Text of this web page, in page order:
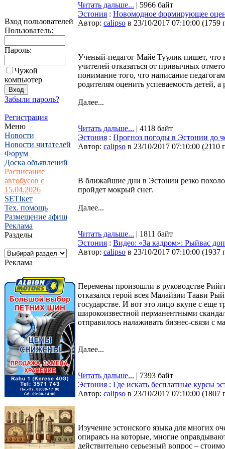
Вход пользователей
Пользователь:
Пароль:
Чужой
компьютер
Забыли пароль?
Регистрация
Меню
Новости
Новости читателей
Форум
Доска объявлений
Расписание
автобусов с
15.04.2026
SETIкет
Тех. помощь
Размещение афиш
Реклама
Разделы
Реклама
Читать дальше... | 5966 байт
Эстония : Новомодное формирующее
Автор: calipso в 23/10/2017 07:10:00 (1759
Ученый-педагог Майе Туулик пишет, что
учителей отказаться от привычных
понимание того, что написание
родителям оценить успеваемость детей,
Далее...
Читать дальше... | 4118 байт
Эстония : Прогноз погоды в Эстонии до
Автор: calipso в 23/10/2017 07:10:00 (2110
В ближайшие дни в Эстонии резко
пройдет мокрый снег.
Далее...
Читать дальше... | 1811 байт
Эстония : Видео: «За кадром»: Рыйвас
Автор: calipso в 23/10/2017 07:10:00 (1937
Перемены произошли в руководстве
отказался герой всея Малайзии Таави
государстве. И вот это лицо вкупе с еще
широкоизвестной перманентными
отправилось налаживать бизнес-связи с
Далее...
Читать дальше... | 7393 байт
Эстония : Где искать бесплатные курсы
Автор: calipso в 23/10/2017 07:10:00 (1807
Изучение эстонского языка для многих
опираясь на которые, многие
действительно серьезный вопрос –